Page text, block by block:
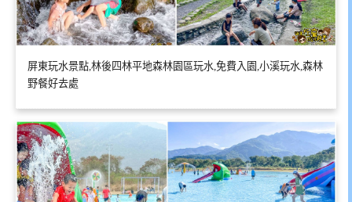
屏東玩水景點,林後四林平地森林園區玩水,免費入園,小溪玩水,森林
野餐好去處